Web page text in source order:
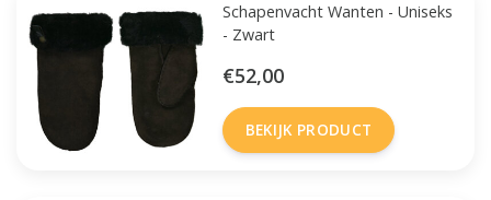
Schapenvacht Wanten - Uniseks
- Zwart
€52,00
BEKIJK PRODUCT